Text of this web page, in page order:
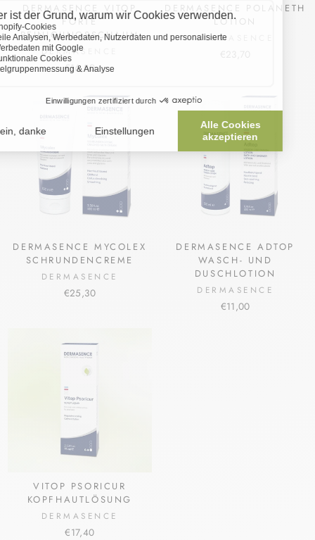
DERMASENCE VITOP
FORTE
REINIGUNGSSCHAUM
DERMASENCE
€16,80
DERMASENCE POLANETH
LOTION
DERMASENCE
DERMASENCE MYCOLEX
SCHRUNDENCREME
DERMASENCE
€25,30
DERMASENCE ADTOP
WASCH- UND
DUSCHLOTION
DERMASENCE
€11,00
VITOP PSORICUR
KOPFHAUTLÖSUNG
DERMASENCE
€17,40